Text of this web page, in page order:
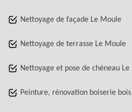
Nettoyage de façade Le Moule
Nettoyage de terrasse Le Moule
Nettoyage et pose de chéneau
Peinture, rénovation boiserie